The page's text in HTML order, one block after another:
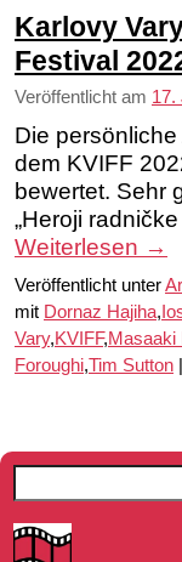
Karlovy
Festival
Veröffentlicht am 17.
Die
dem KVIFF
bewertet. Sehr
„Heroji
Weiterlesen →
Veröffentlicht unter
mit Dornaz Hajiha,
Vary,KVIFF,Masaaki
Foroughi,Tim Sutton